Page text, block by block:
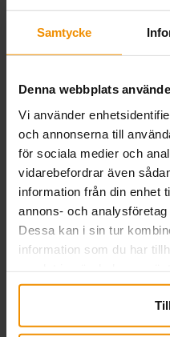
Samtycke
Denna webbplats
Vi använder
och annonserna till
för sociala medier och
vidarebefordrar även
information från din enhet
annons- och
Dessa kan i sin tur
information som du har
samarbeten. Veckan
entreprenörskap och
Så driver